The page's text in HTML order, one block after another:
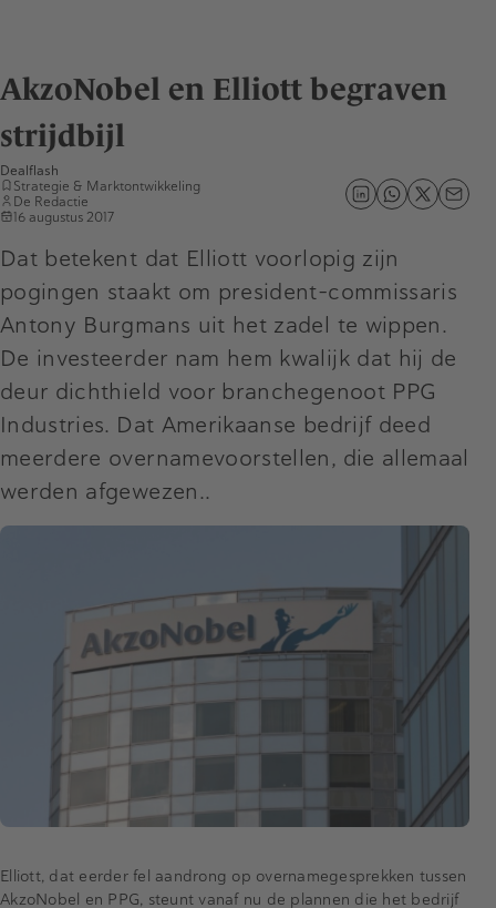
AkzoNobel en Elliott begraven
strijdbijl
Dealflash
Strategie & Marktontwikkeling
De Redactie
16 augustus 2017
Dat betekent dat Elliott voorlopig zijn
pogingen staakt om president-commissaris
Antony Burgmans uit het zadel te wippen.
De investeerder nam hem kwalijk dat hij de
deur dichthield voor branchegenoot PPG
Industries. Dat Amerikaanse bedrijf deed
meerdere overnamevoorstellen, die allemaal
werden afgewezen..
Elliott, dat eerder fel aandrong op overnamegesprekken tussen
AkzoNobel en PPG, steunt vanaf nu de plannen die het bedrijf